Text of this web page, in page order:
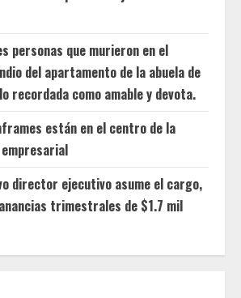
personas que murieron en el
del apartamento de la abuela de
recordada como amable y devota.
están en el centro de la
director ejecutivo asume el cargo,
trimestrales de $1.7 mil